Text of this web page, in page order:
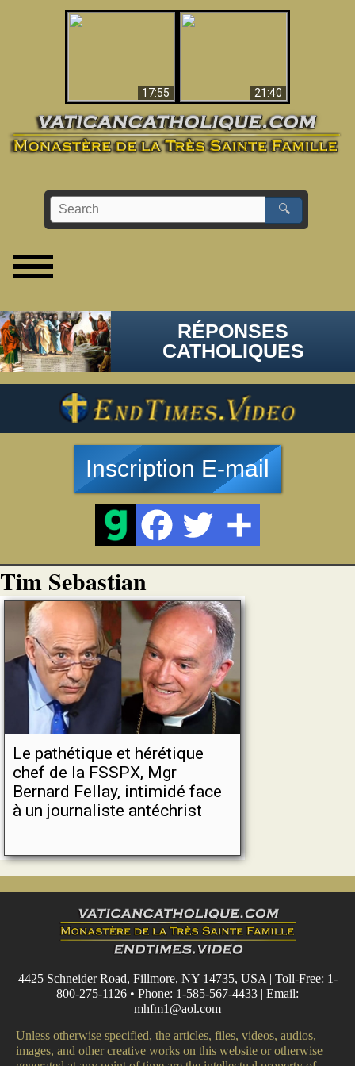
17:55
21:40
🔍
RÉPONSES
CATHOLIQUES
Inscription E-mail
Tim Sebastian
Le pathétique et hérétique
chef de la FSSPX, Mgr
Bernard Fellay, intimidé face
à un journaliste antéchrist
4425 Schneider Road, Fillmore, NY 14735, USA | Toll-Free: 1-
800-275-1126 • Phone: 1-585-567-4433 | Email:
mhfm1@aol.com
Unless otherwise specified, the articles, files, videos, audios,
images, and other creative works on this website or otherwise